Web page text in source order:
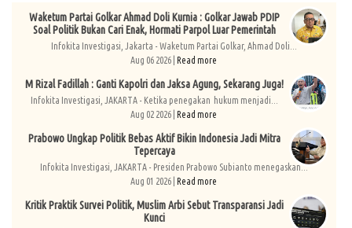
Waketum Partai Golkar Ahmad Doli Kurnia : Golkar Jawab PDIP
Soal Politik Bukan Cari Enak, Hormati Parpol Luar Pemerintah
Infokita Investigasi, Jakarta - Waketum Partai Golkar, Ahmad Doli...
Aug 06 2026 | Read more
M Rizal Fadillah : Ganti Kapolri dan Jaksa Agung, Sekarang Juga!
Infokita Investigasi, JAKARTA - Ketika penegakan hukum menjadi...
Aug 02 2026 | Read more
Prabowo Ungkap Politik Bebas Aktif Bikin Indonesia Jadi Mitra
Tepercaya
Infokita Investigasi, JAKARTA - Presiden Prabowo Subianto menegaskan...
Aug 01 2026 | Read more
Kritik Praktik Survei Politik, Muslim Arbi Sebut Transparansi Jadi
Kunci